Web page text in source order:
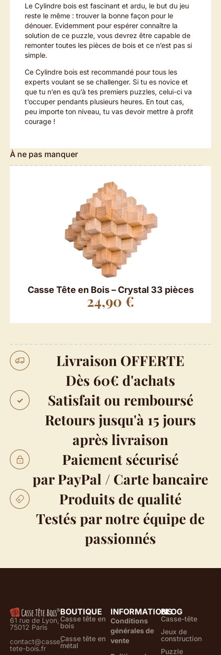
Le Cylindre bois est fascinant et ardu, le but du jeu
reste le même : trouver la bonne façon pour le
dénouer. Evidemment pour espérer connaître la
solution de ce puzzle, vous devrez être capable de
remonter toutes les pièces de bois et ce n’est pas si
simple.
Ce Cylindre bois est recommandé pour tous les
experts voulant se se challenger. Si tu es novice et
que tu n’en es qu’à tes premiers puzzles, celui-ci va
t’occuper pendants plusieurs heures. En tout cas,
peu importe ton niveau, tu vas devoir mettre à profit
courage !
À ne pas manquer
Casse Tête en Bois – Crystal 33 pièces
24,90 €
Livraison OFFERTE
Dès 60€ d'achats
Satisfait ou remboursé
Retours jusqu'à 15 jours
après livraison
Paiement sécurisé
par PayPal / Carte bancaire
Produits de qualité
Testés par notre équipe de
passionnés
61 rue de Lyon,
75012 Paris
contact@casse-
tete-bois.fr
BOUTIQUE
Casse tête en
bois
Casse tête en
métal
INFORMATIONS
Conditions
générales de
vente
BLOG
Casse-tête
Jeux de
construction
Puzzle